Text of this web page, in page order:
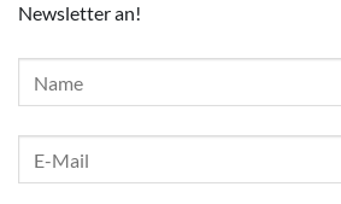
Newsletter an!